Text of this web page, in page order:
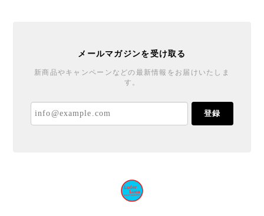
メールマガジンを受け取る
新商品やキャンペーンなどの最新情報をお届けいたしま
す。
登録